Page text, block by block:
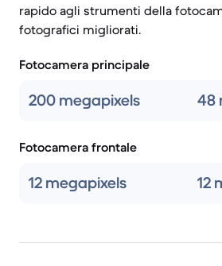
rapido agli strumenti della
fotografici migliorati.
Fotocamera principale
200 megapixels 48
Fotocamera frontale
12 megapixels 12